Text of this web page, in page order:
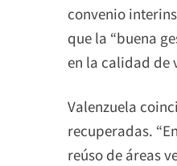
convenio
que la “buena
en la calidad de
Valenzuela
recuperadas.
reúso de áreas